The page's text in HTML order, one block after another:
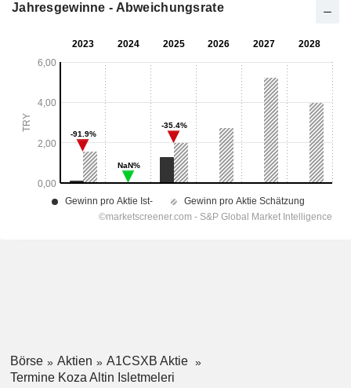
Jahresgewinne - Abweichungsrate
Börse Aktien
A1CSXB Aktie
Termine Koza Altin Isletmeleri